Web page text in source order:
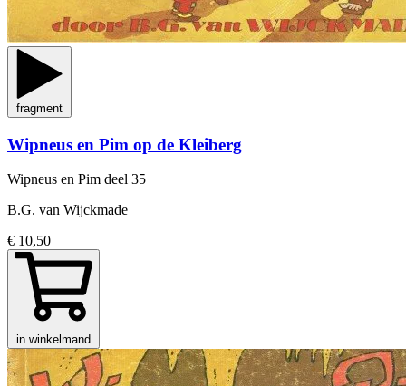
fragment
Wipneus en Pim op de Kleiberg
Wipneus en Pim deel 35
B.G. van Wijckmade
€ 10,50
in winkelmand